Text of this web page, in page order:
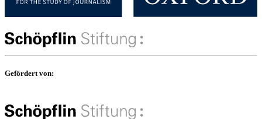
Gefördert von: